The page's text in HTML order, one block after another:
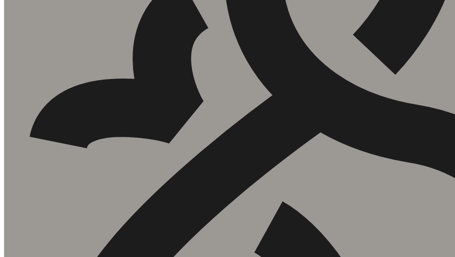
איזה פורמט בא לך?
דיגיטלי